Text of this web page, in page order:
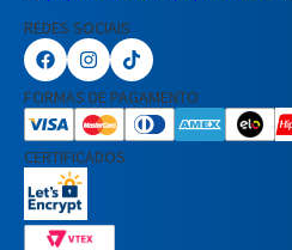
REDES SOCIAIS
FORMAS DE PAGAMENTO
CERTIFICADOS
Nome Completo